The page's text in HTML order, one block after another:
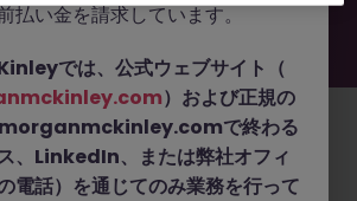
すめの求人
払い金を請求しています。
では、公式ウェブサイト（
）および正規の
で終わる
、LinkedIn、または弊社オフィ
電話）を通じてのみ業務を行って